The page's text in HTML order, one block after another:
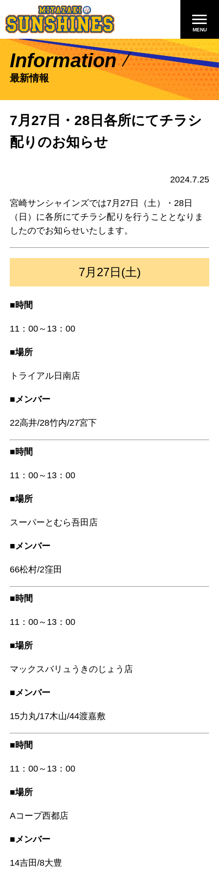
Information
最新情報
7月27日・28日各所にてチラシ
配りのお知らせ
2024.7.25
宮崎サンシャインズでは7月27日（土）・28日
（日）に各所にてチラシ配りを行うこととなりま
したのでお知らせいたします。
7月27日(土)
■時間
11：00～13：00
■場所
トライアル日南店
■メンバー
22高井/28竹内/27宮下
■時間
11：00～13：00
■場所
スーパーとむら吾田店
■メンバー
66松村/2窪田
■時間
11：00～13：00
■場所
マックスバリュうきのじょう店
■メンバー
15力丸/17木山/44渡嘉敷
■時間
11：00～13：00
■場所
Aコープ西都店
■メンバー
14吉田/8大豊